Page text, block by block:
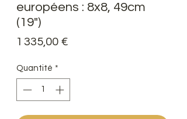
européens : 8x8, 49cm
(19")
1 335,00 €Prix
Quantité *